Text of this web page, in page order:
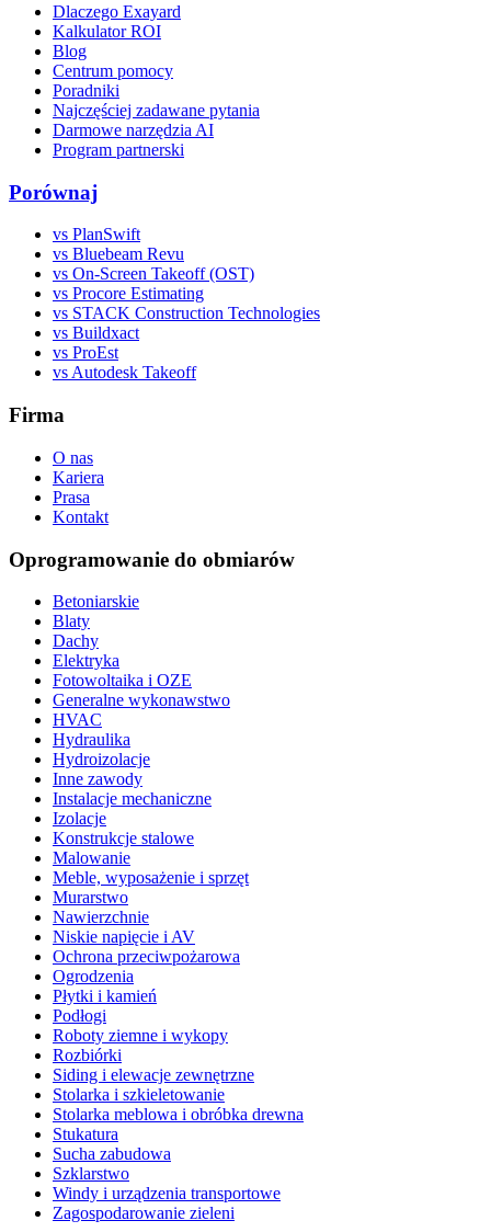
Dlaczego Exayard
Kalkulator ROI
Blog
Centrum pomocy
Poradniki
Najczęściej zadawane pytania
Darmowe narzędzia AI
Program partnerski
Porównaj
vs PlanSwift
vs Bluebeam Revu
vs On-Screen Takeoff (OST)
vs Procore Estimating
vs STACK Construction Technologies
vs Buildxact
vs ProEst
vs Autodesk Takeoff
Firma
O nas
Kariera
Prasa
Kontakt
Oprogramowanie do obmiarów
Betoniarskie
Blaty
Dachy
Elektryka
Fotowoltaika i OZE
Generalne wykonawstwo
HVAC
Hydraulika
Hydroizolacje
Inne zawody
Instalacje mechaniczne
Izolacje
Konstrukcje stalowe
Malowanie
Meble, wyposażenie i sprzęt
Murarstwo
Nawierzchnie
Niskie napięcie i AV
Ochrona przeciwpożarowa
Ogrodzenia
Płytki i kamień
Podłogi
Roboty ziemne i wykopy
Rozbiórki
Siding i elewacje zewnętrzne
Stolarka i szkieletowanie
Stolarka meblowa i obróbka drewna
Stukatura
Sucha zabudowa
Szklarstwo
Windy i urządzenia transportowe
Zagospodarowanie zieleni